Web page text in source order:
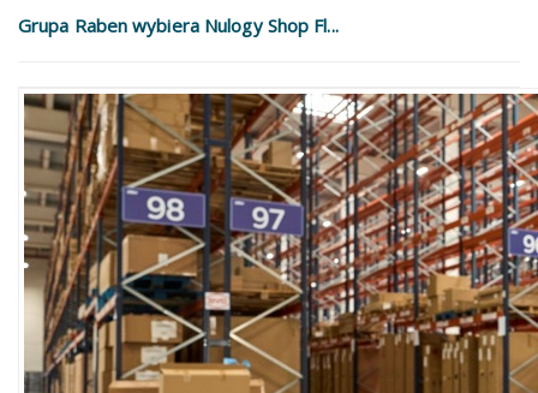
Grupa Raben wybiera Nulogy Shop Fl...